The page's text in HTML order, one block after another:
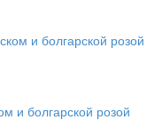
и болгарской розой